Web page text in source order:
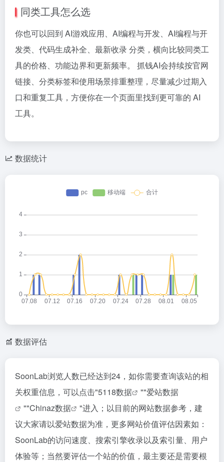
同类工具怎么选
你也可以回到 AI游戏应用、AI编程与开发、AI编程与开
发类、代码生成补全、最新收录 分类，横向比较同类工
具的价格、功能边界和更新频率。 抓钱AI会持续按官网
链接、分类标签和使用场景排重整理，尽量减少过期入
口和重复工具，方便你在一个页面里找到更可靠的 AI
工具。
数据统计
数据评估
SoonLab浏览人数已经达到24，如你需要查询该站的相
关权重信息，可以点击"5118数据 ""爱站数据
""Chinaz数据
"进入；以目前的网站数据参考，建
议大家请以爱站数据为准，更多网站价值评估因素如：
SoonLab的访问速度、搜索引擎收录以及索引量、用户
体验等；当然要评估一个站的价值，最主要还是需要根